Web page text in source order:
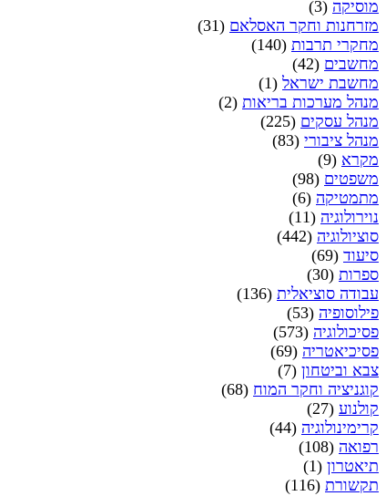
מוסיקה (3)
מזרחנות וחקר האסלאם (31)
מחקרי תרבות (140)
מחשבים (42)
מחשבת ישראל (1)
מנהל מערכות בריאות (2)
מנהל עסקים (225)
מנהל ציבורי (83)
מקרא (9)
משפטים (98)
מתמטיקה (6)
נוירולוגיה (11)
סוציולוגיה (442)
סיעוד (69)
ספרות (30)
עבודה סוציאלית (136)
פילוסופיה (53)
פסיכולוגיה (573)
פסיכיאטריה (69)
צבא וביטחון (7)
קוגניציה וחקר המוח (68)
קולנוע (27)
קרימינולוגיה (44)
רפואה (108)
תיאטרון (1)
תקשורת (116)